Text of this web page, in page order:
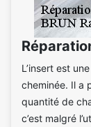
L’insert est
cheminée. Il a
quantité de
c’est malgré